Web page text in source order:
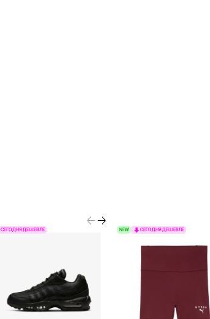
СЕГОДНЯ ДЕШЕВЛЕ NEW СЕГОДНЯ ДЕШЕВЛЕ